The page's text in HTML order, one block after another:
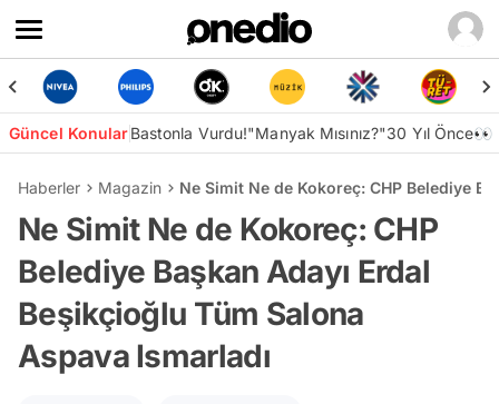
Güncel KonularBastonla Vurdu!"Manyak Mısınız?"30 Yıl Önce👀
Haberler Magazin Ne Simit Ne de Kokoreç: CHP Belediye
Ne Simit Ne de Kokoreç: CHP
Belediye Başkan Adayı Erdal
Beşikçioğlu Tüm Salona
Aspava Ismarladı